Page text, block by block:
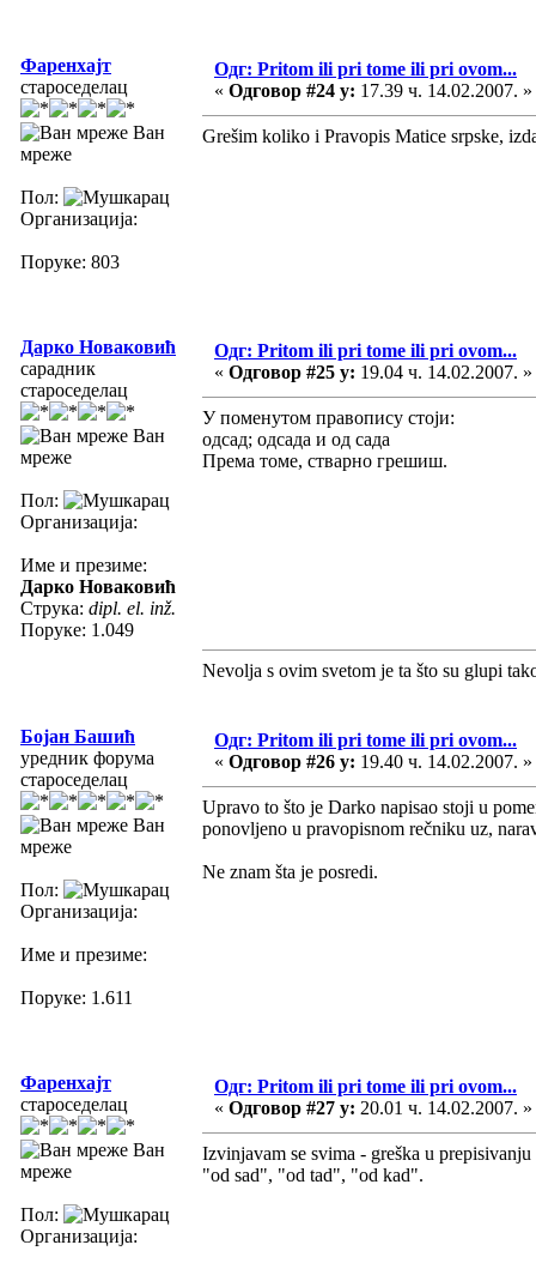
Фаренхајт
староседелац
Ван
мреже
Пол:
Организација:
Поруке: 803
Одг: Pritom ili pri tome ili pri ovom...
« Одговор #24 у: 17.39 ч. 14.02.2007. »
Grešim koliko i Pravopis Matice srpske,
Дарко Новаковић
сарадник
староседелац
Ван
мреже
Пол:
Организација:
Име и презиме:
Дарко Новаковић
Струка: dipl. el. inž.
Поруке: 1.049
Одг: Pritom ili pri tome ili pri ovom...
« Одговор #25 у: 19.04 ч. 14.02.2007. »
У поменутом правопису стоји:
одсад; одсада и од сада
Према томе, стварно грешиш.
Nevolja s ovim svetom je ta što su glupi
Бојан Башић
уредник форума
староседелац
Ван
мреже
Пол:
Организација:
Име и презиме:
Поруке: 1.611
Одг: Pritom ili pri tome ili pri ovom...
« Одговор #26 у: 19.40 ч. 14.02.2007. »
Upravo to što je Darko napisao stoji u
ponovljeno u pravopisnom rečniku uz,
Ne znam šta je posredi.
Фаренхајт
староседелац
Ван
мреже
Пол:
Организација:
Одг: Pritom ili pri tome ili pri ovom...
« Одговор #27 у: 20.01 ч. 14.02.2007. »
Izvinjavam se svima - greška u
"od sad", "od tad", "od kad".